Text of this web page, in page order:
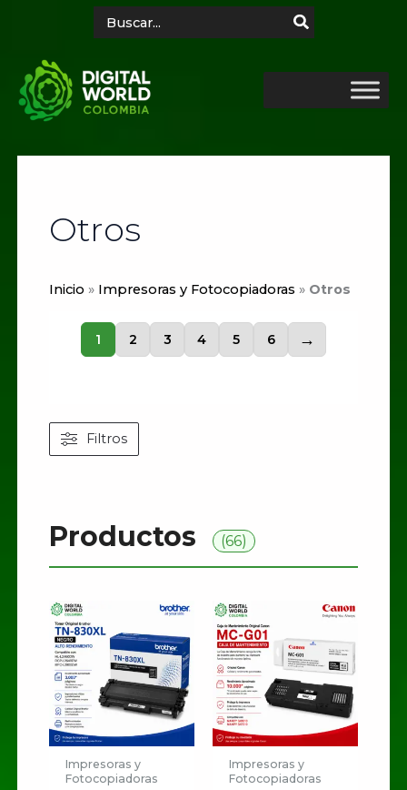
contenido
for:
Otros
Inicio » Impresoras y Fotocopiadoras » Otros
1 2 3 4 5 6 →
Filtros
Productos (66)
Impresoras y
Fotocopiadoras
Impresoras y
Fotocopiadoras